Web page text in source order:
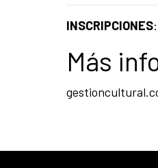
INSCRIPCIONES
Más